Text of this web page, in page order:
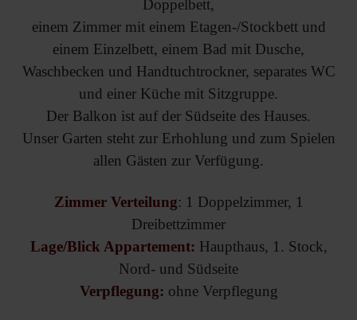
Doppelbett,
einem Zimmer mit einem Etagen-/Stockbett und
einem Einzelbett, einem Bad mit Dusche,
Waschbecken und Handtuchtrockner, separates WC
und einer Küche mit Sitzgruppe.
Der Balkon ist auf der Südseite des Hauses.
Unser Garten steht zur Erhohlung und zum Spielen
allen Gästen zur Verfügung.
Zimmer Verteilung: 1 Doppelzimmer, 1
Dreibettzimmer
Lage/Blick Appartement: Haupthaus, 1. Stock,
Nord- und Südseite
Verpflegung: ohne Verpflegung